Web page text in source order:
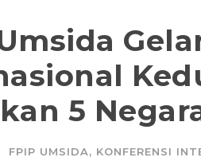
5
FPIP UMSIDA, KONFERENSI